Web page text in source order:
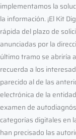
implementamos la
la información. ¡El Kit
rápida del plazo de
anunciadas por la
último tramo se abriría
recuerda a los
parecido al de las
electrónica de la
examen de
categorías digitales en
han precisado las